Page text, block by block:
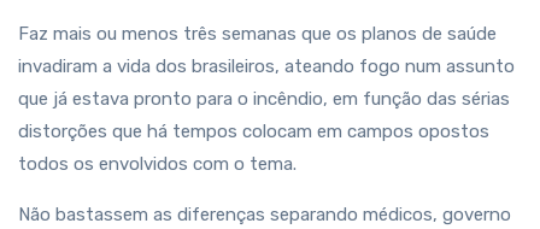
Faz mais ou menos três semanas que os planos de saúde
invadiram a vida dos brasileiros, ateando fogo num assunto
que já estava pronto para o incêndio, em função das sérias
distorções que há tempos colocam em campos opostos
todos os envolvidos com o tema.
Não bastassem as diferenças separando médicos, governo